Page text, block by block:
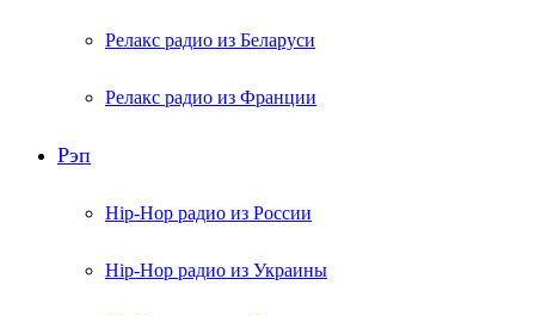
Релакс радио из Беларуси
Релакс радио из Франции
Рэп
Hip-Hop радио из России
Hip-Hop радио из Украины